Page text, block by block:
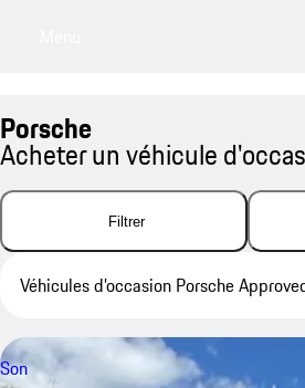
Porsche
Acheter un véhicule
Filtrer
Véhicules d’occasion Porsche
Son